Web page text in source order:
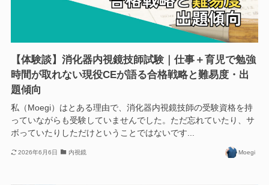
【体験談】消化器内視鏡技師試験｜仕事＋育児で勉強
時間が取れない現役CEが語る合格戦略と難易度・出
題傾向
私（Moegi）はとある理由で、消化器内視鏡技師の受験資格を持
っていながらも受験していませんでした。ただ忘れていたり、サ
ボっていたりしただけということではないです...
2026年6月6日 内視鏡 Moegi